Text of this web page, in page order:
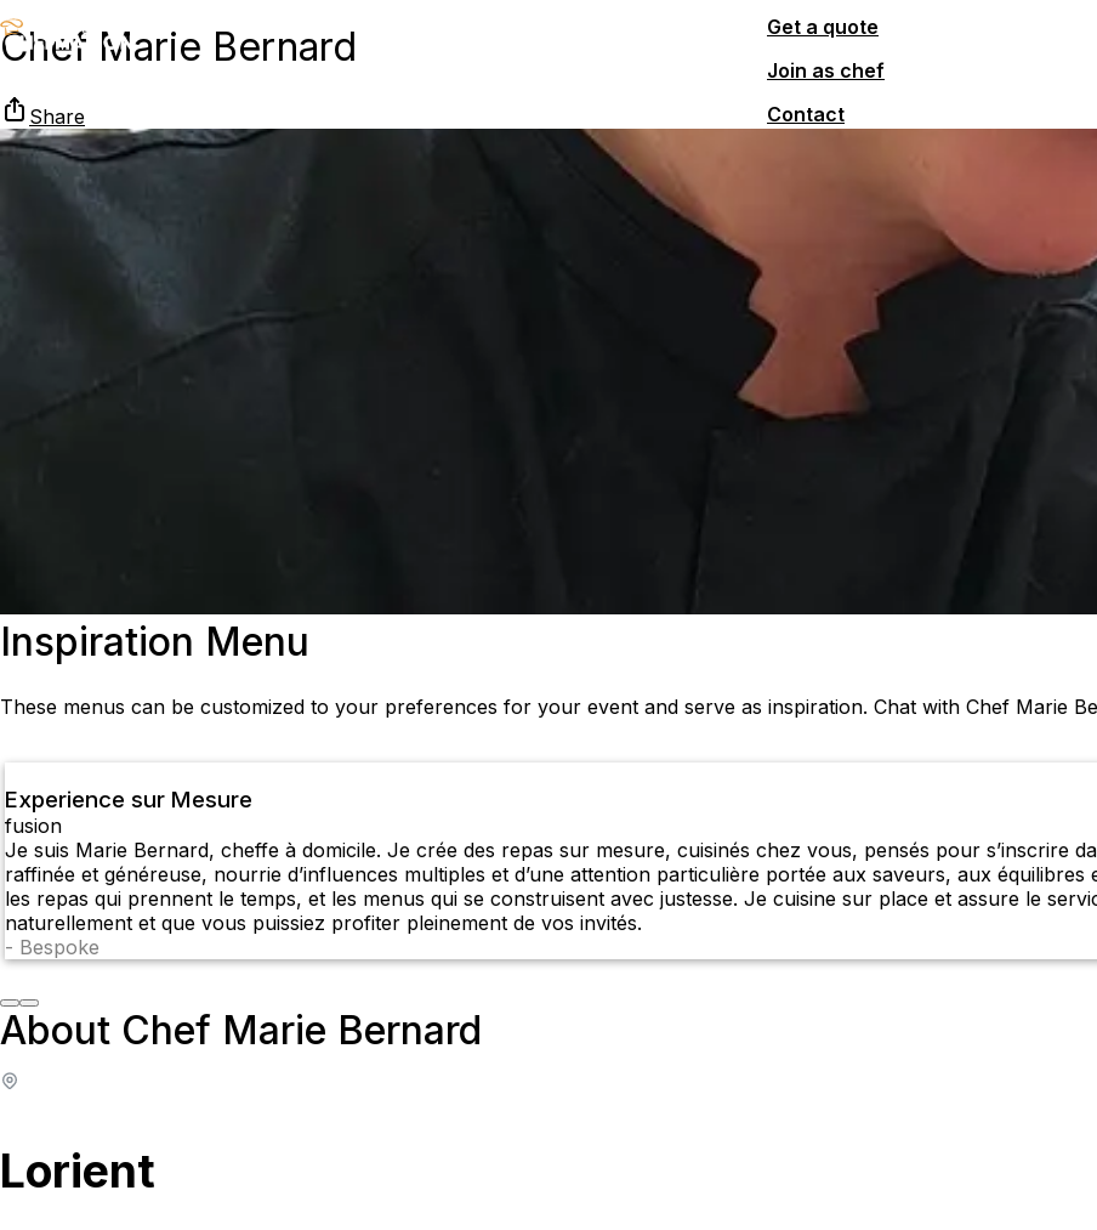
Get a quote
Join as chef
Contact
Chef Marie Bernard
Share
Inspiration Menu
These menus can be customized to your preferences for your event and serve as inspiration. Chat with Chef Marie
Experience sur Mesure
fusion
Je suis Marie Bernard, cheffe à domicile. Je crée des repas sur mesure, cuisinés chez vous, pensés pour s’inscrire
raffinée et généreuse, nourrie d’influences multiples et d’une attention particulière portée aux saveurs, aux équilibres
les repas qui prennent le temps, et les menus qui se construisent avec justesse. Je cuisine sur place et assure le
naturellement et que vous puissiez profiter pleinement de vos invités.
- Bespoke
About Chef Marie Bernard
Lorient